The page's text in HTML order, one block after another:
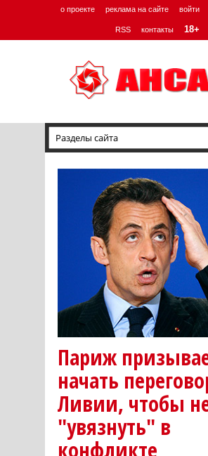
о проекте реклама на сайте войти
RSS контакты 18+
Париж
начать
Ливии, чтобы
"увязнуть" в
конфликте